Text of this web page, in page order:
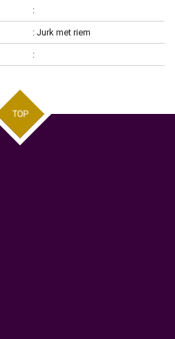
:
: Jurk met riem
:
TOP